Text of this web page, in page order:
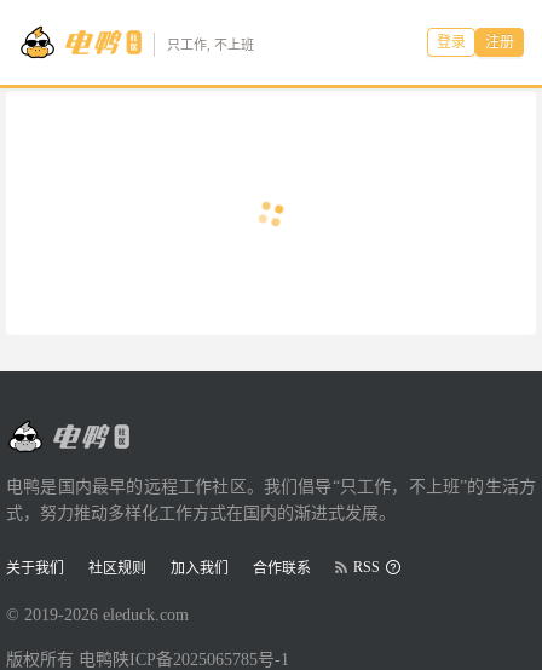
只工作, 不上班 登录 注册
电鸭是国内最早的远程工作社区。我们倡导“只工作，不上班”的生活方
式，努力推动多样化工作方式在国内的渐进式发展。
关于我们 社区规则 加入我们 合作联系 RSS
© 2019-2026 eleduck.com
版权所有 电鸭 陕ICP备2025065785号-1